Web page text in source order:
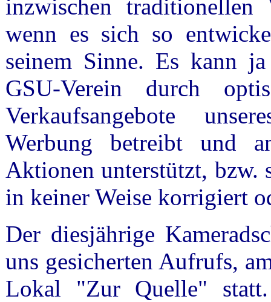
inzwischen traditionellen
wenn es sich so
seinem Sinne. Es kann
GSU-Verein durch
Verkaufsangebote
Werbung betreibt und
Aktionen unterstützt, bzw.
in keiner Weise korrigiert
Der diesjährige
uns gesicherten Aufrufs,
Lokal "Zur Quelle"